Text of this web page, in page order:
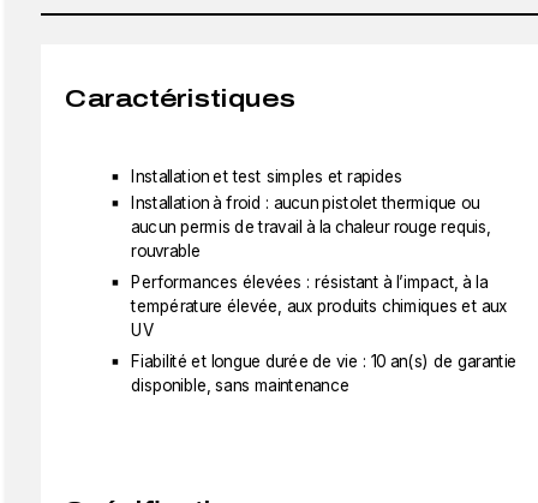
Caractéristiques
Installation et test simples et rapides
Installation à froid : aucun pistolet thermique ou
aucun permis de travail à la chaleur rouge requis,
rouvrable
Performances élevées : résistant à l’impact, à la
température élevée, aux produits chimiques et aux
UV
Fiabilité et longue durée de vie : 10 an(s) de garantie
disponible, sans maintenance